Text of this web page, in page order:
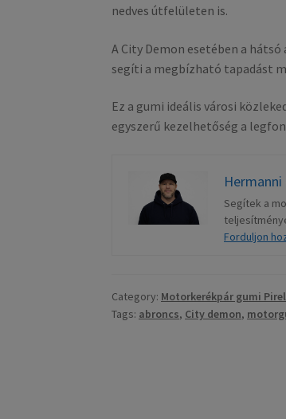
nedves útfelületen is.
A City Demon esetében a
segíti a megbízható tapadást
Ez a gumi ideális városi
egyszerű kezelhetőség a
Segítek a
Forduljon
Category: Motorkerékpár gumi
Tags: abroncs, City demon,